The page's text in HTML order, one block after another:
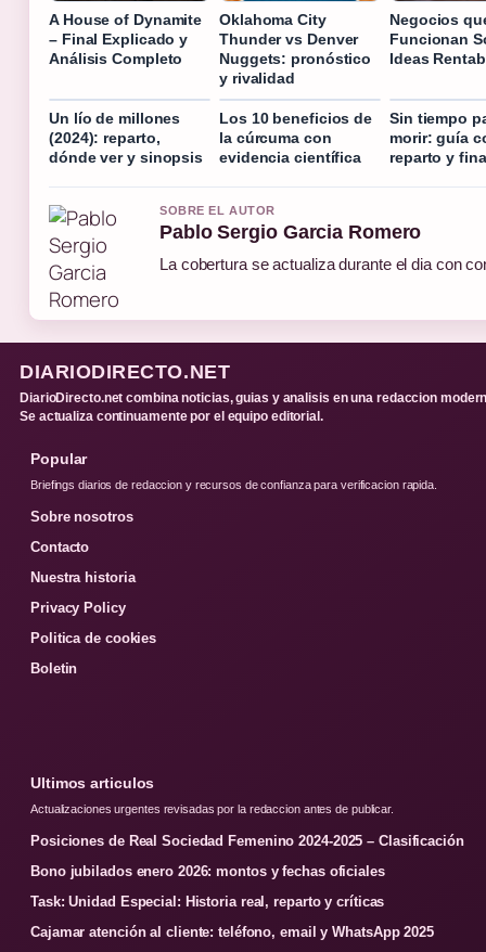
A House of Dynamite
– Final Explicado y
Análisis Completo
Oklahoma City
Thunder vs Denver
Nuggets: pronóstico
y rivalidad
Negocios
Funcionan
Ideas
Un lío de millones
(2024): reparto,
dónde ver y sinopsis
Los 10 beneficios de
la cúrcuma con
evidencia científica
Sin tiempo
morir: guía
reparto y
SOBRE EL AUTOR
Pablo Sergio Garcia Romero
La cobertura se actualiza durante el dia con
DIARIODIRECTO.NET
DiarioDirecto.net combina noticias, guias y analisis en una redaccion
Se actualiza continuamente por el equipo editorial.
Popular
Briefings diarios de redaccion y recursos de confianza para verificacion rapida.
Sobre nosotros
Contacto
Nuestra historia
Privacy Policy
Politica de cookies
Boletin
Ultimos articulos
Actualizaciones urgentes revisadas por la redaccion antes de publicar.
Posiciones de Real Sociedad Femenino 2024-2025 – Clasificación
Bono jubilados enero 2026: montos y fechas oficiales
Task: Unidad Especial: Historia real, reparto y críticas
Cajamar atención al cliente: teléfono, email y WhatsApp 2025